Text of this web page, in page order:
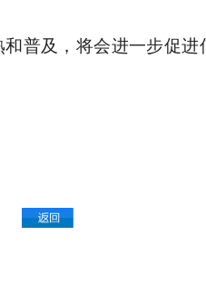
和普及，将会进一步促